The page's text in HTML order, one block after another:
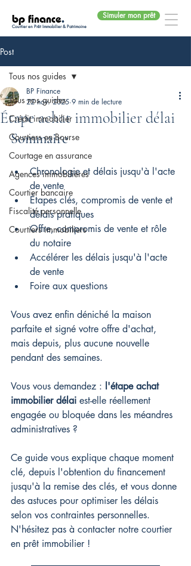
bp finance.
Courtier en Prêt Immobilier & Patrimoine
Simuler mon prêt
Post
Tous nos guides
Crédit immobilier
Courtiers en Bourse
Courtage en assurance
Agences immobilières
Courtier bancaire
Fiscalité personnelle
Courtiers immobiliers
Tous nos guides
Étape achat immobilier délai
BP Finance
22 nov. 2025 9 min de lecture
Sommaire
Chronologie et délais jusqu'à l'acte
de vente
Étapes clés, compromis de vente et
délais pratiques
Offre, compromis de vente et rôle
du notaire
Accélérer les délais jusqu'à l'acte
de vente
Foire aux questions
Vous avez enfin déniché la maison
parfaite et signé votre offre d'achat,
mais depuis, plus aucune nouvelle
pendant des semaines.
Vous vous demandez : l'étape achat
immobilier délai est-elle réellement
engagée ou bloquée dans les méandres
administratives ?
Ce guide vous explique chaque moment
clé, depuis l'obtention du financement
jusqu'à la remise des clés, et vous donne
des astuces pour optimiser les délais
selon vos contraintes personnelles.
N'hésitez pas à contacter notre courtier
en prêt immobilier !